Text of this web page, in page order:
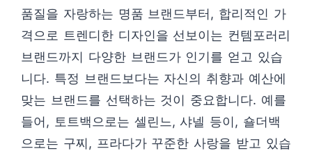
품질을 자랑하는 명품 브랜드부터, 합리적인 가
격으로 트렌디한 디자인을 선보이는 컨템포러리
브랜드까지 다양한 브랜드가 인기를 얻고 있습
니다. 특정 브랜드보다는 자신의 취향과 예산에
맞는 브랜드를 선택하는 것이 중요합니다. 예를
들어, 토트백으로는 셀린느, 샤넬 등이, 숄더백
으로는 구찌, 프라다가 꾸준한 사랑을 받고 있습